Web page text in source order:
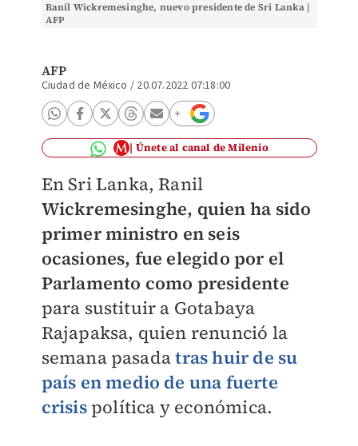
Ranil Wickremesinghe, nuevo presidente de Sri Lanka |
AFP
AFP
Ciudad de México / 20.07.2022 07:18:00
Únete al canal de Milenio
En Sri Lanka, Ranil
Wickremesinghe, quien ha sido
primer ministro en seis
ocasiones, fue elegido por el
Parlamento como presidente
para sustituir a Gotabaya
Rajapaksa, quien renunció la
semana pasadatras huir de su
país en medio de una fuerte
crisispolítica y económica.